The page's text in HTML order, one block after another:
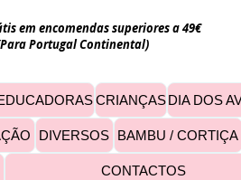
em encomendas superiores a 49€
Portugal Continental)
CRIANÇASDIA DOS
DIVERSOS BAMBU / CORTIÇA
CONTACTOS